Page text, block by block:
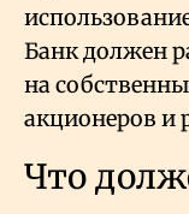
Банк должен
на
акционеров и
Что